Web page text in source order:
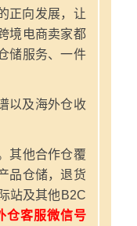
正向发展，让
境电商卖家都
储服务、一件
以及海外仓收
其他合作仓覆
品仓储，退货
站及其他B2C
仓客服微信号